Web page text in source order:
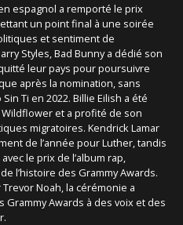
espagnol a remporté le prix
un point final à une soirée
et sentiment de
Styles, Bad Bunny a dédié son
leur pays pour poursuivre
après la nomination, sans
Ti en 2022. Billie Eilish a été
et a profité de son
migratoires. Kendrick Lamar
de l’année pour Luther, tandis
le prix de l’album rap,
l’histoire des Grammy Awards.
Noah, la cérémonie a
Awards à des voix et des